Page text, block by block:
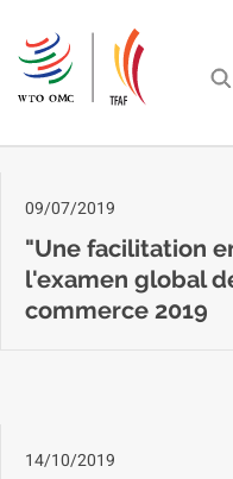
contenu
principal
09/07/2019
"Une facilitation
l'examen global
commerce 2019
14/10/2019